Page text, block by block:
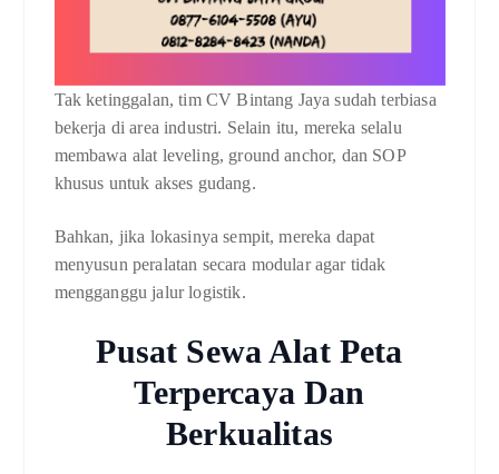
Tak ketinggalan, tim CV Bintang Jaya sudah terbiasa
bekerja di area industri. Selain itu, mereka selalu
membawa alat leveling, ground anchor, dan SOP
khusus untuk akses gudang.
Bahkan, jika lokasinya sempit, mereka dapat
menyusun peralatan secara modular agar tidak
mengganggu jalur logistik.
Pusat Sewa Alat Peta
Terpercaya Dan
Berkualitas